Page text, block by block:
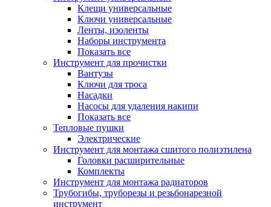
Клещи универсальные
Ключи универсальные
Ленты, изоленты
Наборы инструмента
Показать все
Инструмент для прочистки
Вантузы
Ключи для троса
Насадки
Насосы для удаления накипи
Показать все
Тепловые пушки
Электрические
Инструмент для монтажа сшитого полиэтилена
Головки расширительные
Комплекты
Инструмент для монтажа радиаторов
Трубогибы, труборезы и резьбонарезной
инструмент